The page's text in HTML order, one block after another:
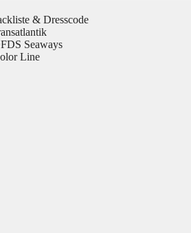
& Dresscode
Seaways
Line